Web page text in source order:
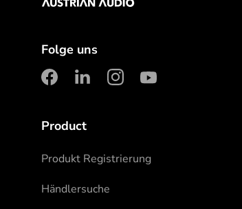
Folge uns
facebook
linkedininstagram
youtube
Product
Produkt Registrierung
Händlersuche